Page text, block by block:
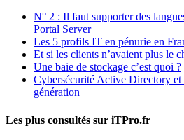
N° 2 : Il faut supporter des
Portal Server
Les 5 profils IT en pénurie en
Et si les clients n’avaient plus le
Une baie de stockage c’est quoi ?
Cybersécurité Active Directory et
génération
Les plus consultés sur iTPro.fr